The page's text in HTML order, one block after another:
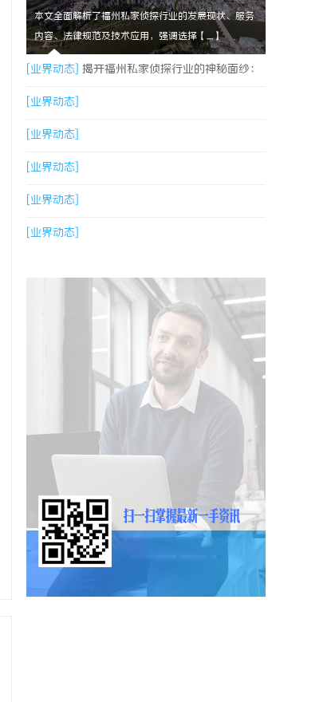
本文全面解析了福州私家侦探行业的发展现状、服务
内容、法律规范及技术应用，强调选择【....】
[业界动态] 揭开福州私家侦探行业的神秘面纱：
服务、优势与法律解析
[业界动态]
[业界动态]
[业界动态]
[业界动态]
[业界动态]